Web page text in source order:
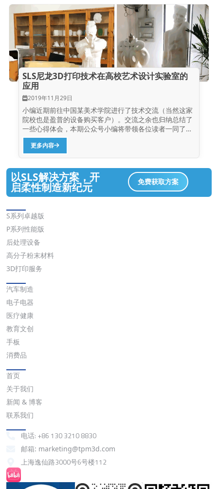
簧、球头、螺纹、铰链、齿轮6种装配结构一体打印 △小
船、龙头、薄壁、细柱、螺旋、镂空6种精细结构打印 对
于这个比较复杂的魔方，我们决定使用盈普高复用性的
Precimid1172Pro...
SLS尼龙3D打印技术在高校艺术设计实验室的
应用
2019年11月29日
小编近期前往中国某美术学院进行了技术交流（当然这家
院校也是盈普的设备购买客户）。交流之余也归纳总结了
一些心得体会，本期公众号小编将带领各位读者一同了解
3D打印技术在高校艺术设计实验室的应用。 首先还是要
和读者们简单概述一下艺术设计，在高校中艺术设计是一
门独立的艺术学科，主要包括工业设计、环境艺术设计、
建筑基础知识、家具设计、装饰文化、园林艺术、色彩心
理学、材料学、软件操作、模型制作等诸多领域。高校设
立艺术设计实验室的历史由来已久，但随着时代的发展，
发展的要求，通过引进3D打印技术，特别是SLS工艺，因
其无需支撑的打印特性，完全打破了传统技术的限制，可
以轻松准确的加工出学生的“奇思妙想”，快速提升学生的
设计创新、创造能力。 上图为：广州美术学院学生毕业设
发展，...
更多内容
以SLS解决方案，开
启柔性制造新纪元 免费获取方案
S系列卓越版
P系列性能版
后处理设备
高分子粉末材料
3D打印服务
汽车制造
电子电器
医疗健康
教育文创
手板
消费品
首页
关于我们
新闻 & 博客
联系我们
电话: +86 130 3210 8830
邮箱: marketing@tpm3d.com
上海逸仙路3000号6号楼112